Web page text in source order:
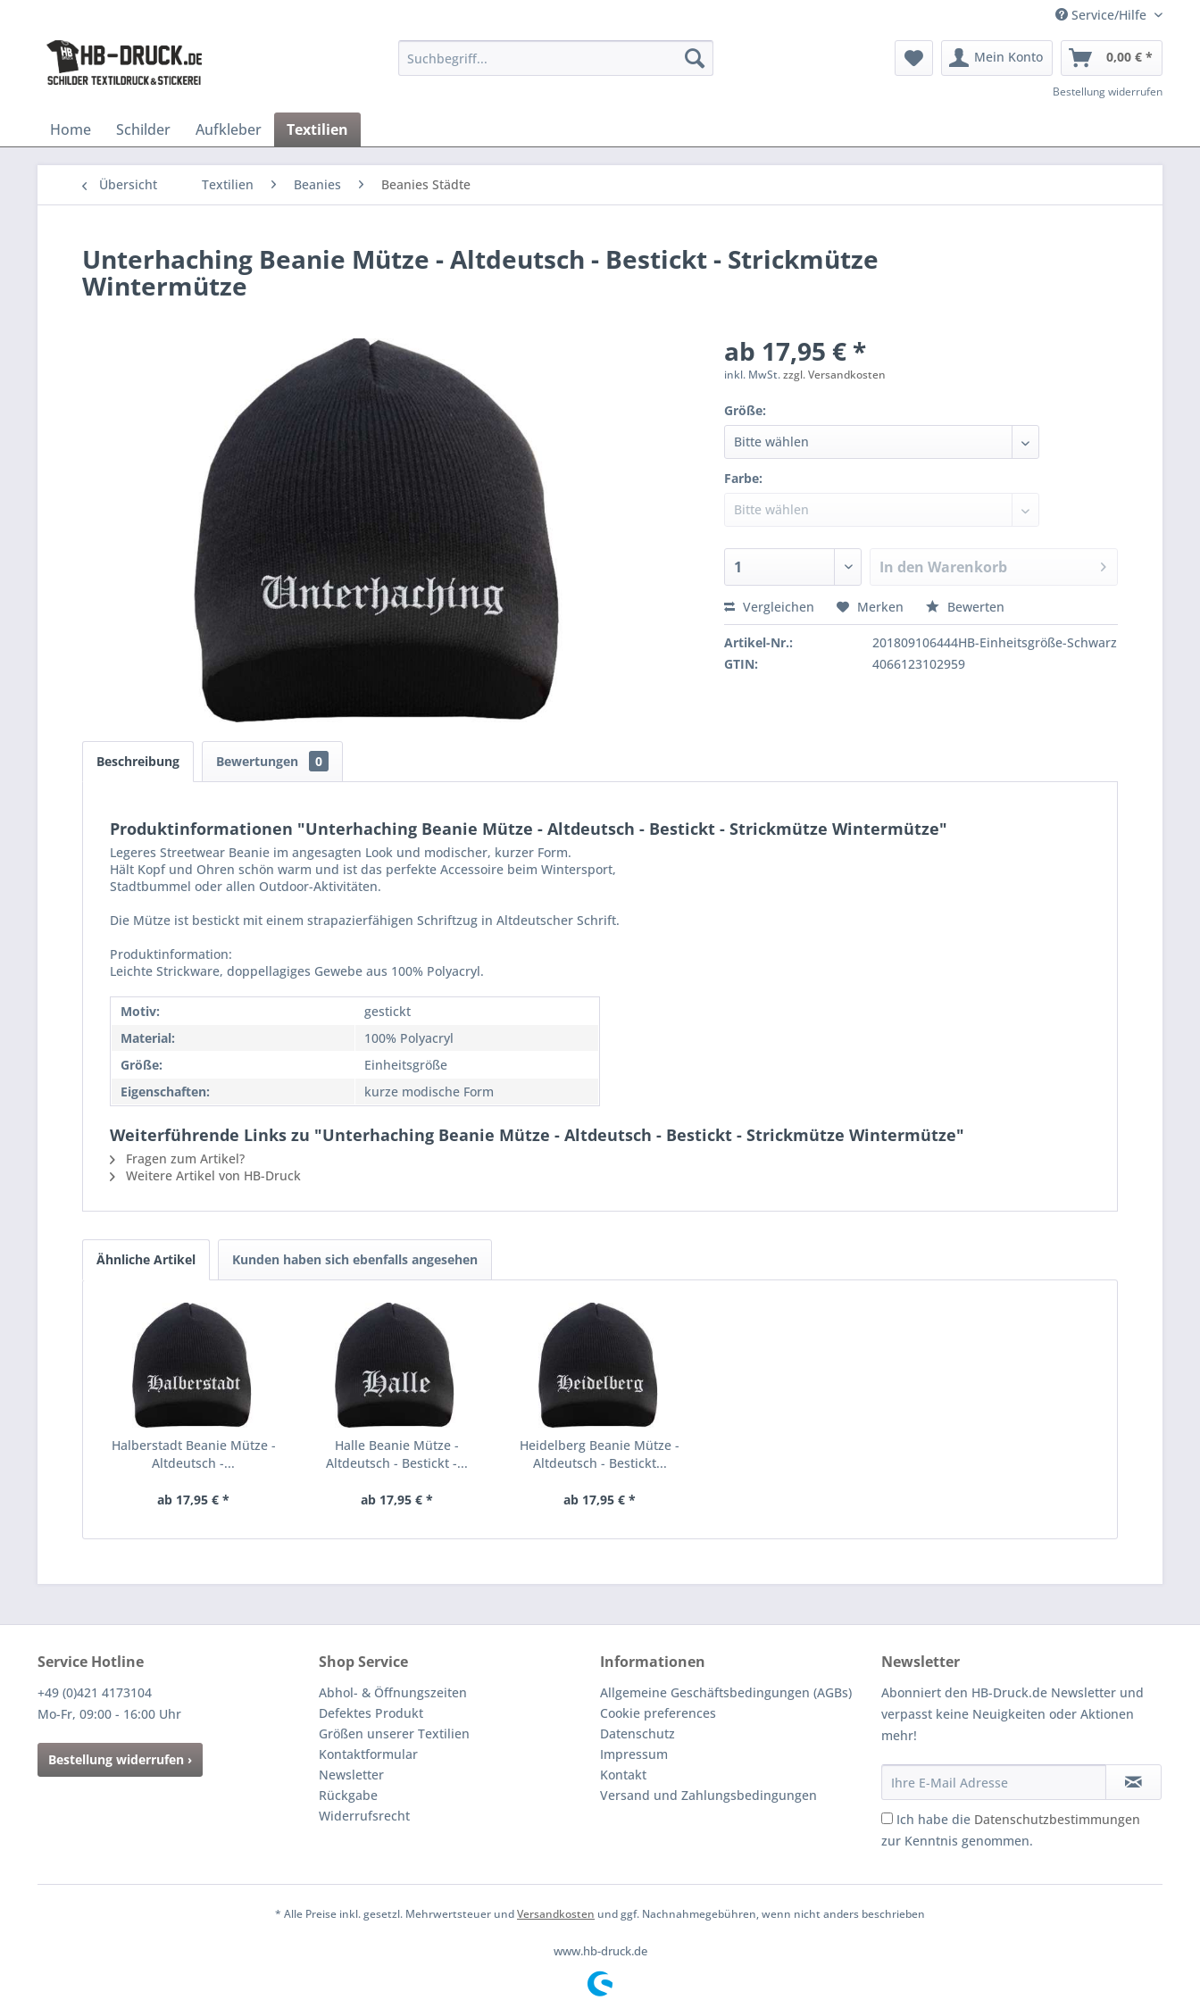
Service/Hilfe
Mein Konto 0,00 € *
Bestellung widerrufen
Home Schilder Aufkleber Textilien
Übersicht Textilien Beanies Beanies Städte
Unterhaching Beanie Mütze - Altdeutsch - Bestickt - Strickmütze
Wintermütze
ab 17,95 € *
inkl. MwSt.zzgl. Versandkosten
Größe:
Farbe:
In den Warenkorb
Vergleichen Merken Bewerten
Artikel-Nr.:
201809106444HB-Einheitsgröße-Schwarz
GTIN:
4066123102959
Beschreibung Bewertungen 0
Produktinformationen "Unterhaching Beanie Mütze - Altdeutsch - Bestickt - Strickmütze Wintermütze"
Legeres Streetwear Beanie im angesagten Look und modischer, kurzer Form.
Hält Kopf und Ohren schön warm und ist das perfekte Accessoire beim Wintersport,
Stadtbummel oder allen Outdoor-Aktivitäten.
Die Mütze ist bestickt mit einem strapazierfähigen Schriftzug in Altdeutscher Schrift.
Produktinformation:
Leichte Strickware, doppellagiges Gewebe aus 100% Polyacryl.
Motiv:
gestickt
Material:
100% Polyacryl
Größe:
Einheitsgröße
Eigenschaften:
kurze modische Form
Weiterführende Links zu "Unterhaching Beanie Mütze - Altdeutsch - Bestickt - Strickmütze Wintermütze"
Fragen zum Artikel?
Weitere Artikel von HB-Druck
Ähnliche Artikel Kunden haben sich ebenfalls angesehen
Halberstadt Beanie Mütze -
Altdeutsch -...
ab 17,95 € *
Halle Beanie Mütze -
Altdeutsch - Bestickt -...
ab 17,95 € *
Heidelberg Beanie Mütze -
Altdeutsch - Bestickt...
ab 17,95 € *
Service Hotline
+49 (0)421 4173104
Mo-Fr, 09:00 - 16:00 Uhr
Bestellung widerrufen ›
Shop Service
Abhol- & Öffnungszeiten
Defektes Produkt
Größen unserer Textilien
Kontaktformular
Newsletter
Rückgabe
Widerrufsrecht
Informationen
Allgemeine Geschäftsbedingungen (AGBs)
Cookie preferences
Datenschutz
Impressum
Kontakt
Versand und Zahlungsbedingungen
Newsletter
Abonniert den HB-Druck.de Newsletter und
verpasst keine Neuigkeiten oder Aktionen
mehr!
Ich habe die Datenschutzbestimmungen
zur Kenntnis genommen.
* Alle Preise inkl. gesetzl. Mehrwertsteuer undVersandkosten und ggf. Nachnahmegebühren, wenn nicht anders beschrieben
www.hb-druck.de